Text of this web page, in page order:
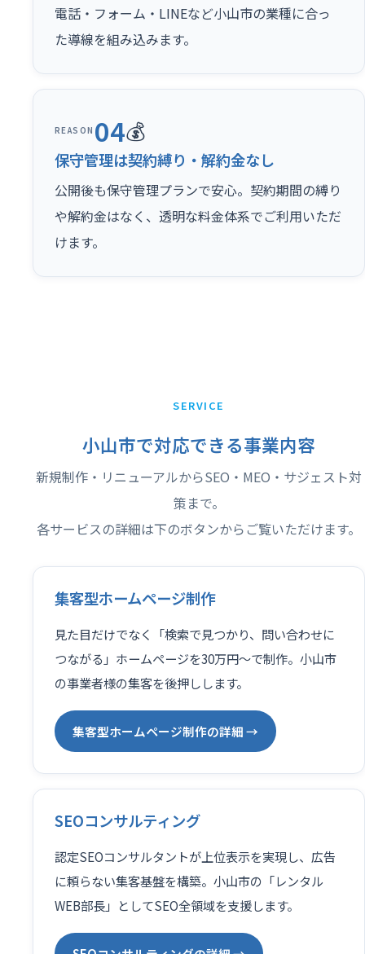
電話・フォーム・LINEなど小山市の業種に合っ
た導線を組み込みます。
REASON 04💰
保守管理は契約縛り・解約金なし
公開後も保守管理プランで安心。契約期間の縛り
や解約金はなく、透明な料金体系でご利用いただ
けます。
SERVICE
小山市で対応できる事業内容
新規制作・リニューアルからSEO・MEO・サジェスト対
策まで。
各サービスの詳細は下のボタンからご覧いただけます。
集客型ホームページ制作
見た目だけでなく「検索で見つかり、問い合わせに
つながる」ホームページを30万円〜で制作。小山市
の事業者様の集客を後押しします。
集客型ホームページ制作の詳細 →
SEOコンサルティング
認定SEOコンサルタントが上位表示を実現し、広告
に頼らない集客基盤を構築。小山市の「レンタル
WEB部長」としてSEO全領域を支援します。